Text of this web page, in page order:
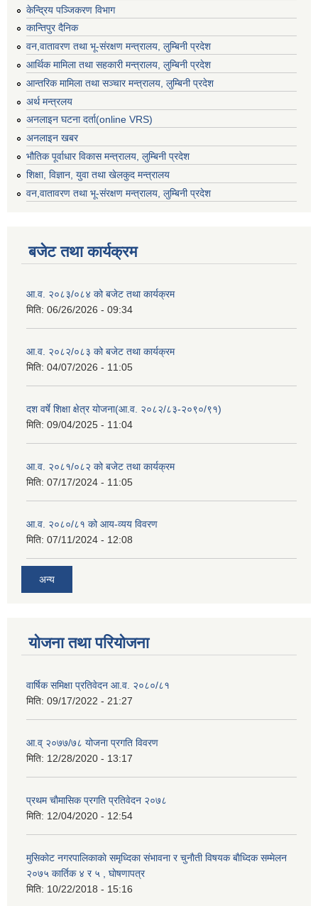
केन्द्रिय पञ्जिकरण विभाग
कान्तिपुर दैनिक
वन,वातावरण तथा भू-संरक्षण मन्त्रालय, लुम्बिनी प्रदेश
आर्थिक मामिला तथा सहकारी मन्त्रालय, लुम्बिनी प्रदेश
आन्तरिक मामिला तथा सञ्चार मन्त्रालय, लुम्बिनी प्रदेश
अर्थ मन्त्रलय
अनलाइन घटना दर्ता(online VRS)
अनलाइन खबर
भौतिक पूर्वाधार विकास मन्त्रालय, लुम्बिनी प्रदेश
शिक्षा, विज्ञान, युवा तथा खेलकुद मन्‍‍त्रालय
वन,वातावरण तथा भू-संरक्षण मन्त्रालय, लुम्बिनी प्रदेश
बजेट तथा कार्यक्रम
आ.व. २०८३/०८४ को बजेट तथा कार्यक्रम
मिति: 06/26/2026 - 09:34
आ.व. २०८२/०८३ को बजेट तथा कार्यक्रम
मिति: 04/07/2026 - 11:05
दश वर्षे शिक्षा क्षेत्र योजना(आ.व. २०८२/८३-२०९०/९१)
मिति: 09/04/2025 - 11:04
आ.व. २०८१/०८२ को बजेट तथा कार्यक्रम
मिति: 07/17/2024 - 11:05
आ.व. २०८०/८१ को आय-व्यय विवरण
मिति: 07/11/2024 - 12:08
अन्य
योजना तथा परियोजना
वार्षिक समिक्षा प्रतिवेदन आ.व. २०८०/८१
मिति: 09/17/2022 - 21:27
आ.व् २०७७/७८ योजना प्रगति विवरण
मिति: 12/28/2020 - 13:17
प्रथम चाैमासिक प्रगति प्रतिवेदन २०७८
मिति: 12/04/2020 - 12:54
मुसिकाेट नगरपालिकाकाे समृध्दिका संभावना र चुनाैती विषयक बाैध्दिक सम्मेलन
२०७५ कार्तिक ४ र ५ , घाेषणापत्र
मिति: 10/22/2018 - 15:16